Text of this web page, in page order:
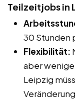
Teilzeitjobs in
30 Stunden
Flexibilität:
aber
Leipzig